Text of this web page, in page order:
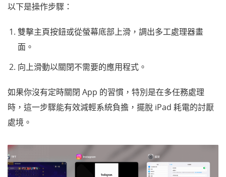
以下是操作步驟：
雙擊主頁按鈕或從螢幕底部上滑，調出多工處理器畫
面。
向上滑動以關閉不需要的應用程式。
如果你沒有定時關閉 App 的習慣，特別是在多任務處理
時，這一步驟能有效減輕系統負擔，擺脫 iPad 耗電的討厭
處境。